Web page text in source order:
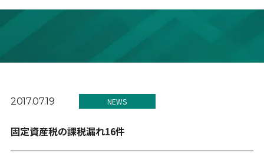
2017.07.19 NEWS
固定資産税の課税漏れ16件